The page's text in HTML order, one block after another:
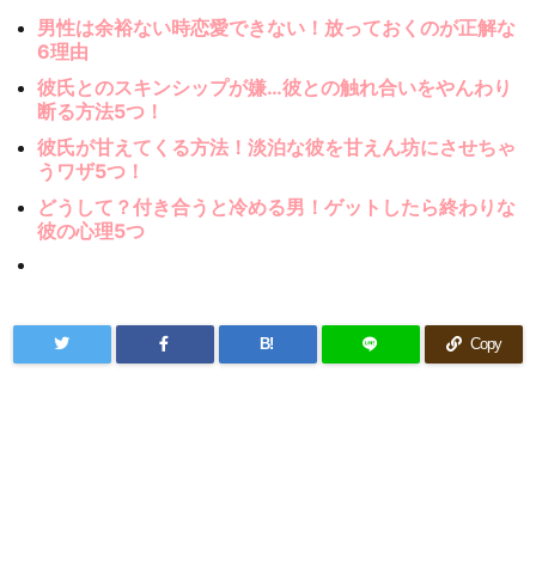
男性は余裕ない時恋愛できない！放っておくのが正解な
6理由
彼氏とのスキンシップが嫌…彼との触れ合いをやんわり
断る方法5つ！
彼氏が甘えてくる方法！淡泊な彼を甘えん坊にさせちゃ
うワザ5つ！
どうして？付き合うと冷める男！ゲットしたら終わりな
彼の心理5つ
B! Copy